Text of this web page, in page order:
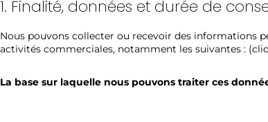
1. Finalité, données et durée de
Nous pouvons collecter ou recevoir des informations
activités commerciales, notamment les suivantes :
La base sur laquelle nous pouvons traiter ces